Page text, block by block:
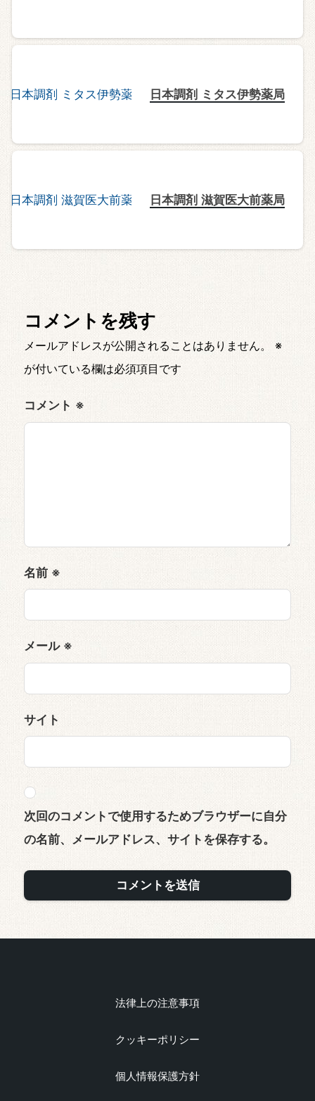
日本調剤 ミタス伊勢薬局
日本調剤 滋賀医大前薬局
コメントを残す
メールアドレスが公開されることはありません。
※
が付いている欄は必須項目です
コメント ※
名前 ※
メール ※
サイト
次回のコメントで使用するためブラウザーに自分
の名前、メールアドレス、サイトを保存する。
法律上の注意事項
クッキーポリシー
個人情報保護方針